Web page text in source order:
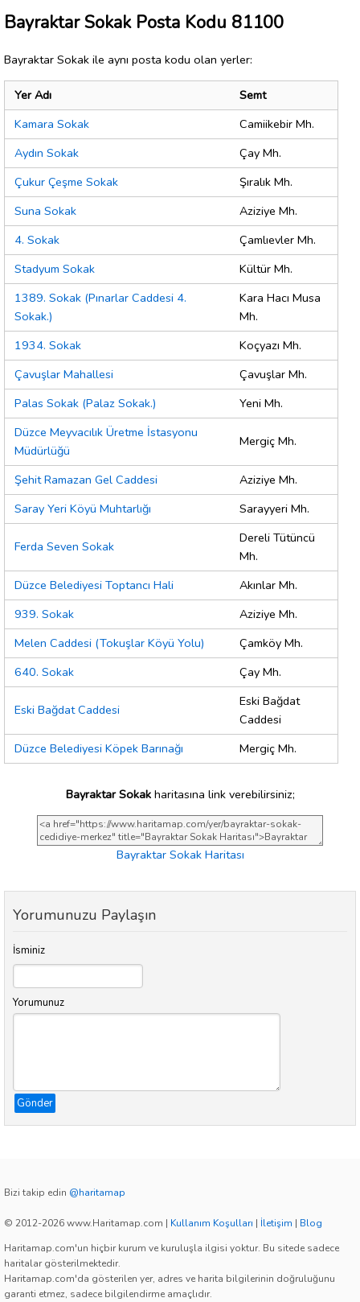
Bayraktar Sokak Posta Kodu 81100
Bayraktar Sokak ile aynı posta kodu olan yerler:
Yer Adı
Semt
Kamara Sokak
Camiikebir Mh.
Aydın Sokak
Çay Mh.
Çukur Çeşme Sokak
Şıralık Mh.
Suna Sokak
Aziziye Mh.
4. Sokak
Çamlıevler Mh.
Stadyum Sokak
Kültür Mh.
1389. Sokak (Pınarlar Caddesi 4.
Sokak.)
Kara Hacı Musa
Mh.
1934. Sokak
Koçyazı Mh.
Çavuşlar Mahallesi
Çavuşlar Mh.
Palas Sokak (Palaz Sokak.)
Yeni Mh.
Düzce Meyvacılık Üretme İstasyonu
Müdürlüğü
Mergiç Mh.
Şehit Ramazan Gel Caddesi
Aziziye Mh.
Saray Yeri Köyü Muhtarlığı
Sarayyeri Mh.
Ferda Seven Sokak
Dereli Tütüncü
Mh.
Düzce Belediyesi Toptancı Hali
Akınlar Mh.
939. Sokak
Aziziye Mh.
Melen Caddesi (Tokuşlar Köyü Yolu)
Çamköy Mh.
640. Sokak
Çay Mh.
Eski Bağdat Caddesi
Eski Bağdat
Caddesi
Düzce Belediyesi Köpek Barınağı
Mergiç Mh.
Bayraktar Sokakharitasına link verebilirsiniz;
Bayraktar Sokak Haritası
Yorumunuzu Paylaşın
İsminiz
Yorumunuz
Gönder
Bizi takip edin @haritamap
© 2012-2026 www.Haritamap.com | Kullanım Koşulları | İletişim | Blog
Haritamap.com'un hiçbir kurum ve kuruluşla ilgisi yoktur. Bu sitede sadece
haritalar gösterilmektedir.
Haritamap.com'da gösterilen yer, adres ve harita bilgilerinin doğruluğunu
garanti etmez, sadece bilgilendirme amaçlıdır.